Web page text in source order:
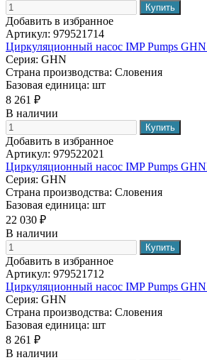
Добавить в избранное
Артикул: 979521714
Циркуляционный насос IMP Pumps
Серия: GHN
Страна производства: Словения
Базовая единица: шт
8 261 ₽
В наличии
Добавить в избранное
Артикул: 979522021
Циркуляционный насос IMP Pumps
Серия: GHN
Страна производства: Словения
Базовая единица: шт
22 030 ₽
В наличии
Добавить в избранное
Артикул: 979521712
Циркуляционный насос IMP Pumps
Серия: GHN
Страна производства: Словения
Базовая единица: шт
8 261 ₽
В наличии